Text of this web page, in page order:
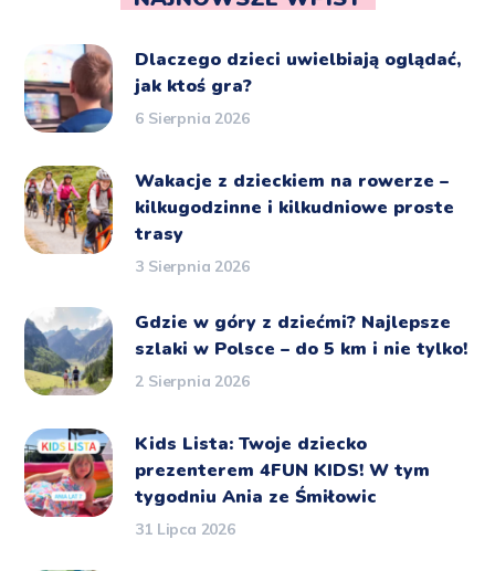
Dlaczego dzieci uwielbiają oglądać,
jak ktoś gra?
6 Sierpnia 2026
Wakacje z dzieckiem na rowerze –
kilkugodzinne i kilkudniowe proste
trasy
3 Sierpnia 2026
Gdzie w góry z dziećmi? Najlepsze
szlaki w Polsce – do 5 km i nie tylko!
2 Sierpnia 2026
Kids Lista: Twoje dziecko
prezenterem 4FUN KIDS! W tym
tygodniu Ania ze Śmiłowic
31 Lipca 2026